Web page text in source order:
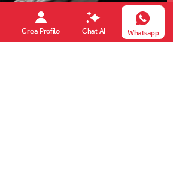
Crea Profilo Chat AI Whatsapp